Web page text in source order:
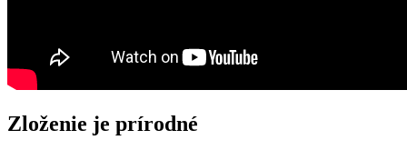
Zloženie je prírodné